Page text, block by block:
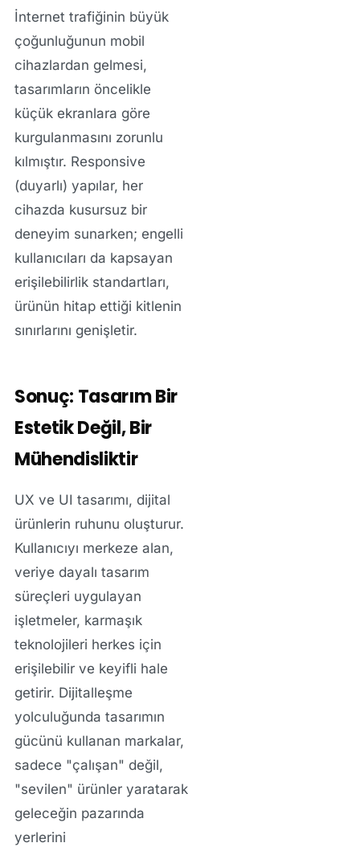
İnternet trafiğinin büyük
çoğunluğunun mobil
cihazlardan gelmesi,
tasarımların öncelikle
küçük ekranlara göre
kurgulanmasını zorunlu
kılmıştır. Responsive
(duyarlı) yapılar, her
cihazda kusursuz bir
deneyim sunarken; engelli
kullanıcıları da kapsayan
erişilebilirlik standartları,
ürünün hitap ettiği kitlenin
sınırlarını genişletir.
Sonuç: Tasarım Bir
Estetik Değil, Bir
Mühendisliktir
UX ve UI tasarımı, dijital
ürünlerin ruhunu oluşturur.
Kullanıcıyı merkeze alan,
veriye dayalı tasarım
süreçleri uygulayan
işletmeler, karmaşık
teknolojileri herkes için
erişilebilir ve keyifli hale
getirir. Dijitalleşme
yolculuğunda tasarımın
gücünü kullanan markalar,
sadece "çalışan" değil,
"sevilen" ürünler yaratarak
geleceğin pazarında
yerlerini